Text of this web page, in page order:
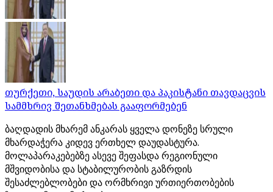
თურქეთი, საუდის არაბეთი და პაკისტანი თავდაცვის
სამმხრივ შეთანხმებას გააფორმებენ
ბაღდადის მხარემ ანკარას ყველა დონეზე სრული
მხარდაჭერა კიდევ ერთხელ დაუდასტურა.
მოლაპარაკებებზე ასევე შეფასდა რეგიონული
მშვიდობისა და სტაბილურობის გაზრდის
შესაძლებლობები და ორმხრივი ურთიერთობების